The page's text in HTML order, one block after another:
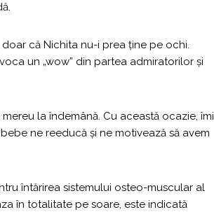
doar că Nichita nu-i prea ţine pe ochi.
un „wow” din partea admiratorilor şi
la îndemână. Cu această ocazie, îmi
ne reeducă şi ne motivează să avem
întărirea sistemului osteo-muscular al
în totalitate pe soare, este indicată